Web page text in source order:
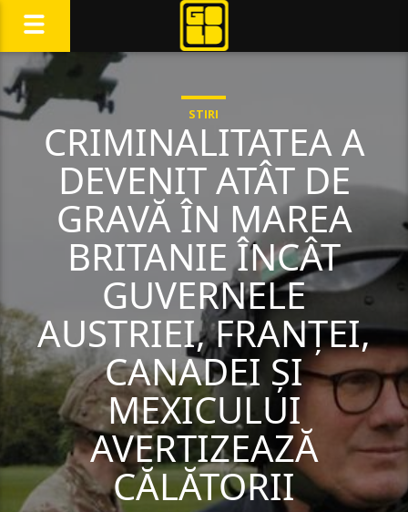
STIRI
CRIMINALITATEA A
DEVENIT ATÂT DE
GRAVĂ ÎN MAREA
BRITANIE ÎNCÂT
GUVERNELE
AUSTRIEI, FRANȚEI,
CANADEI ȘI
MEXICULUI
AVERTIZEAZĂ
CĂLĂTORII